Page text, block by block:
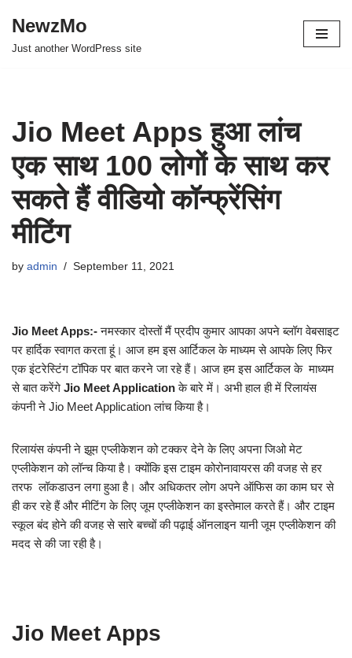
Skip
NewzMo
Just another WordPress site
Jio Meet Apps हुआ लांच
एक साथ 100 लोगों के साथ कर
सकते हैं वीडियो कॉन्फ्रेंसिंग
मीटिंग
by admin September 11, 2021
Jio Meet Apps:-नमस्कार दोस्तों मैं प्रदीप कुमार आपका अपने ब्लॉग वेबसाइट
पर हार्दिक स्वागत करता हूं। आज हम इस आर्टिकल के माध्यम से आपके लिए फिर
एक इंटरेस्टिंग टॉपिक पर बात करने जा रहे हैं। आज हम इस आर्टिकल के माध्यम
से बात करेंगे Jio Meet Applicationके बारे में। अभी हाल ही में रिलायंस
कंपनी ने Jio Meet Application लांच किया है।
रिलायंस कंपनी ने झूम एप्लीकेशन को टक्कर देने के लिए अपना जिओ मेट
एप्लीकेशन को लॉन्च किया है। क्योंकि इस टाइम कोरोनावायरस की वजह से हर
तरफ लॉकडाउन लगा हुआ है। और अधिकतर लोग अपने ऑफिस का काम घर से
ही कर रहे हैं और मीटिंग के लिए जूम एप्लीकेशन का इस्तेमाल करते हैं। और टाइम
स्कूल बंद होने की वजह से सारे बच्चों की पढ़ाई ऑनलाइन यानी जूम एप्लीकेशन की
मदद से की जा रही है।
Jio Meet Apps